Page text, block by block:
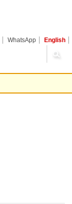
WhatsApp English